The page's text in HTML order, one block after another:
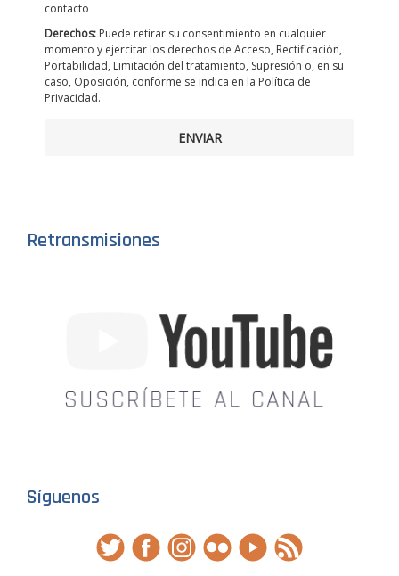
contacto
Derechos: Puede retirar su consentimiento en cualquier
momento y ejercitar los derechos de Acceso, Rectificación,
Portabilidad, Limitación del tratamiento, Supresión o, en su
caso, Oposición, conforme se indica en la Política de
Privacidad.
ENVIAR
Retransmisiones
Síguenos